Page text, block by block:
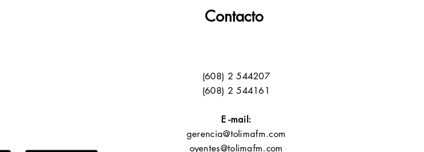
Contacto
(608) 2 544207
(608) 2 544161
E -mail:
gerencia@tolimafm.com
oyentes@tolimafm.com